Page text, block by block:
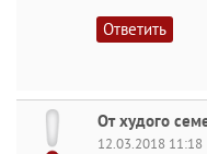
Ответить
От худого
12.03.2018 11:18